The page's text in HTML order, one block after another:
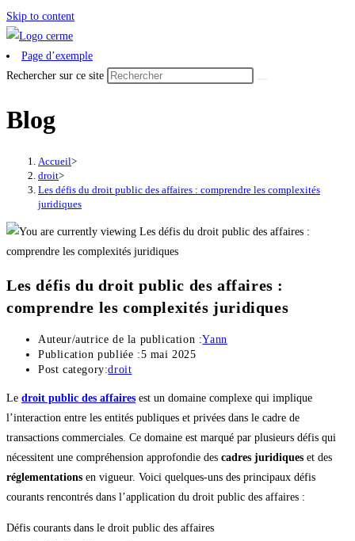
Skip to content
Page d’exemple
Rechercher sur ce site
Blog
Accueil>
droit>
Les défis du droit public des affaires : comprendre les complexités
juridiques
Les défis du droit public des affaires :
comprendre les complexités juridiques
Auteur/autrice de la publication :Yann
Publication publiée :5 mai 2025
Post category:droit
Le droit public des affaires est un domaine complexe qui implique
l’interaction entre les entités publiques et privées dans le cadre de
transactions commerciales. Ce domaine est marqué par plusieurs défis qui
nécessitent une compréhension approfondie des cadres juridiques et des
réglementations en vigueur. Voici quelques-uns des principaux défis
courants rencontrés dans l’application du droit public des affaires :
Défis courants dans le droit public des affaires